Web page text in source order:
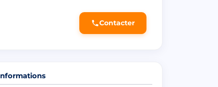
Contacter